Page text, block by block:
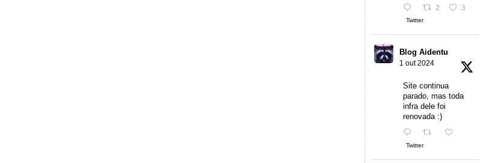
2 3
Twitter
Blog Aidentu
1 out 2024
Site continua
parado, mas toda
infra dele foi
renovada :)
Twitter